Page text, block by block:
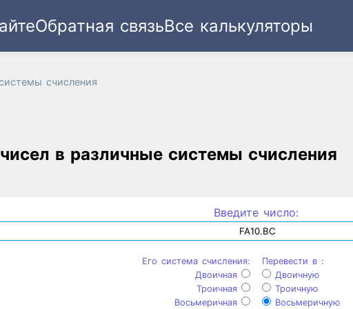
Обратная связьВсе калькуляторы
счисления
в различные системы счисления
Введите число:
Его система счисления:
Двоичная
Троичная
Восьмеричная
Перевести в :
Двоичную
Троичную
Восьмеричную